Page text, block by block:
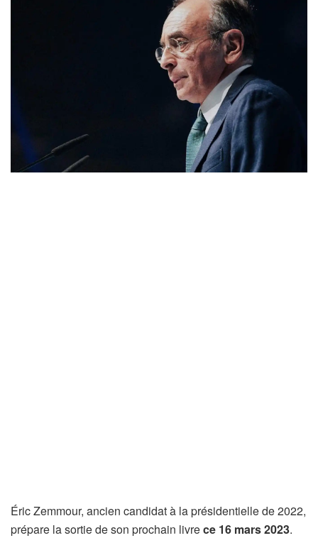
Éric Zemmour, ancien candidat à la présidentielle de 2022,
prépare la sortie de son prochain livrece 16 mars 2023.